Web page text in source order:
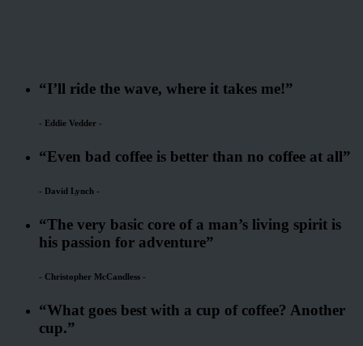
“I’ll ride the wave, where it takes me!”
- Eddie Vedder -
“Even bad coffee is better than no coffee at all”
- David Lynch -
“The very basic core of a man’s living spirit is
his passion for adventure”
- Christopher McCandless -
“What goes best with a cup of coffee? Another
cup.”